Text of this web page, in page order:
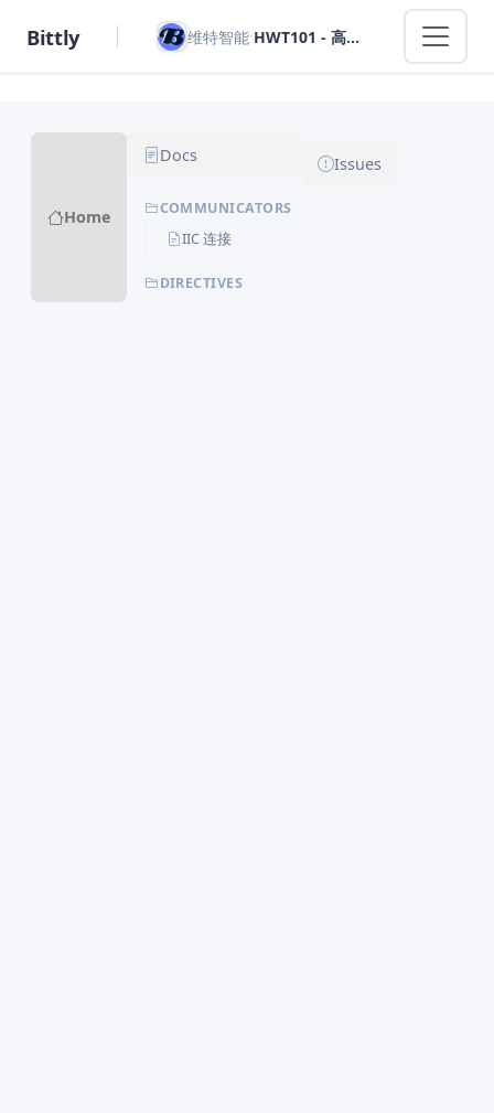
Bittly 维特智能· HWT101 - 高精度单轴旋转角姿态传感器
Home
Docs
COMMUNICATORS
IIC 连接
DIRECTIVES
Issues